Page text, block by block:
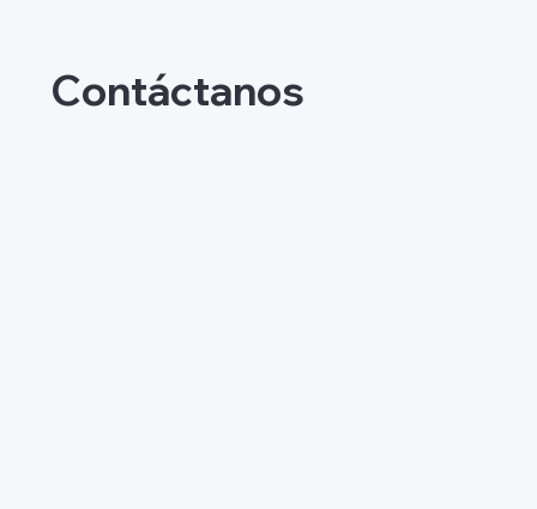
Contáctanos